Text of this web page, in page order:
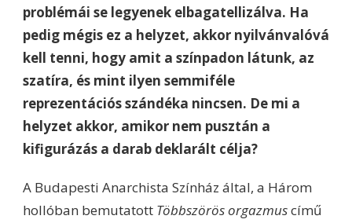
problémái se legyenek elbagatellizálva. Ha
pedig mégis ez a helyzet, akkor nyilvánvalóvá
kell tenni, hogy amit a színpadon látunk, az
szatíra, és mint ilyen semmiféle
reprezentációs szándéka nincsen. De mi a
helyzet akkor, amikor nem pusztán a
kifigurázás a darab deklarált célja?
A Budapesti Anarchista Színház által, a Három
hollóban bemutatott Többszörös orgazmuscímű